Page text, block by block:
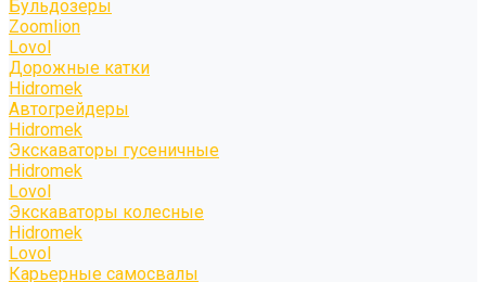
Бульдозеры
Zoomlion
Lovol
Дорожные катки
Hidromek
Автогрейдеры
Hidromek
Экскаваторы гусеничные
Hidromek
Lovol
Экскаваторы колесные
Hidromek
Lovol
Карьерные самосвалы